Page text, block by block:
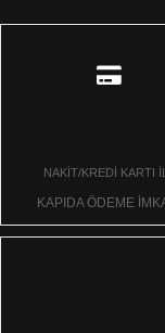
NAKİT/KREDİ KARTI
KAPIDA ÖDEME